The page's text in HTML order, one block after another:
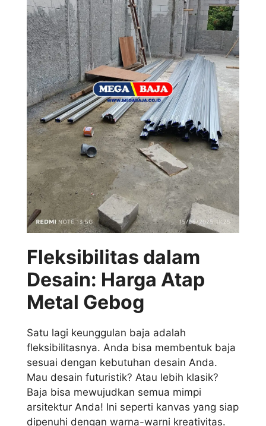
Fleksibilitas dalam
Desain: Harga Atap
Metal Gebog
Satu lagi keunggulan baja adalah
fleksibilitasnya. Anda bisa membentuk baja
sesuai dengan kebutuhan desain Anda.
Mau desain futuristik? Atau lebih klasik?
Baja bisa mewujudkan semua mimpi
arsitektur Anda! Ini seperti kanvas yang siap
dipenuhi dengan warna-warni kreativitas.